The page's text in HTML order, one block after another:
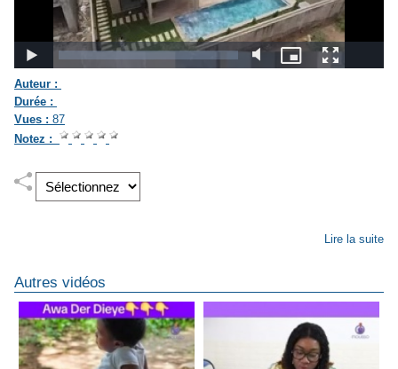
Auteur :
Durée :
Vues : 87
Notez :
Lire la suite
Autres vidéos